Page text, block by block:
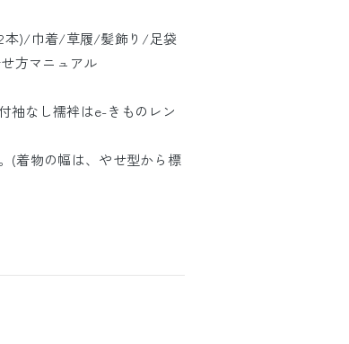
本)/巾着/草履/髪飾り/足袋
方マニュアル
袖なし襦袢はe-きものレン
(着物の幅は、やせ型から標